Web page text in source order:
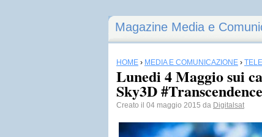
Magazine Media e
HOME › MEDIA E COMUNICAZIONE ›
Lunedi 4 Maggio sui
Sky3D #Transcendence
Creato il 04 maggio 2015 da Digitalsat